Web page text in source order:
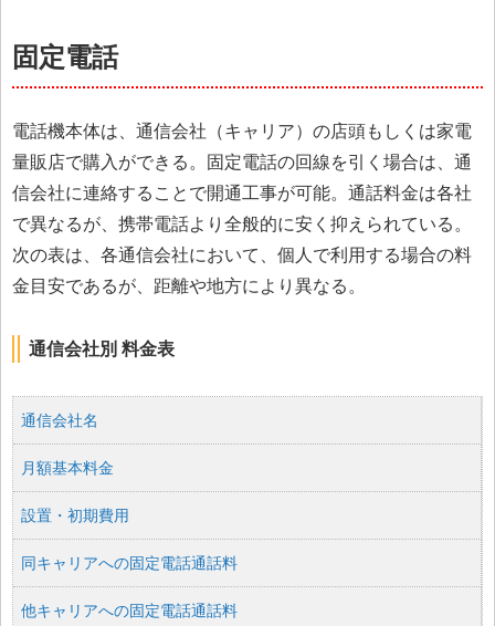
固定電話
電話機本体は、通信会社（キャリア）の店頭もしくは家電
量販店で購入ができる。固定電話の回線を引く場合は、通
信会社に連絡することで開通工事が可能。通話料金は各社
で異なるが、携帯電話より全般的に安く抑えられている。
次の表は、各通信会社において、個人で利用する場合の料
金目安であるが、距離や地方により異なる。
通信会社別 料金表
通信会社名
月額基本料金
設置・初期費用
同キャリアへの固定電話通話料
他キャリアへの固定電話通話料